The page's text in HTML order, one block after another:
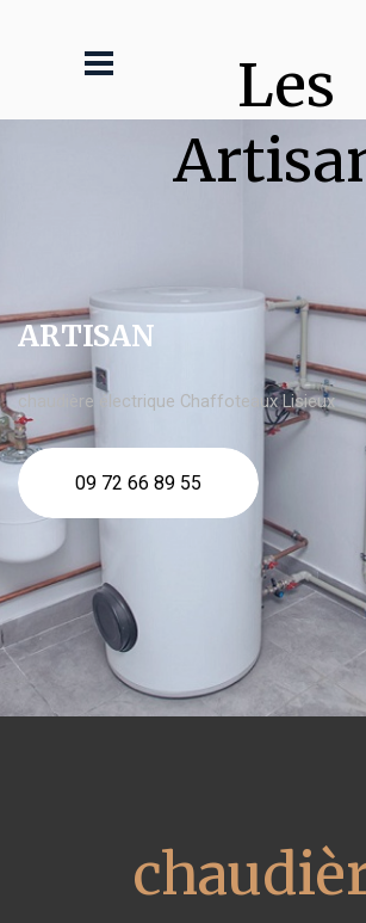
Les
ARTISAN
chaudière électrique Chaffoteaux Lisieux
09 72 66 89 55